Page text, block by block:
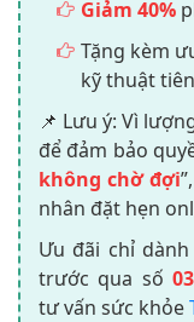
Giảm 40%
Tặng kèm
kỹ thuật
📌 Lưu ý: Vì
để đảm bảo
không chờ đợi
nhân đặt hẹn
Ưu đãi chỉ
trước qua số
tư vấn sức khỏe